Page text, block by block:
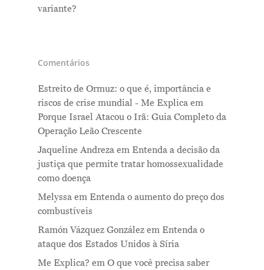
variante?
Comentários
Estreito de Ormuz: o que é, importância e
riscos de crise mundial - Me Explica em
Porque Israel Atacou o Irã: Guia Completo da
Operação Leão Crescente
Jaqueline Andreza em Entenda a decisão da
justiça que permite tratar homossexualidade
como doença
Melyssa em Entenda o aumento do preço dos
combustíveis
Ramón Vázquez González em Entenda o
ataque dos Estados Unidos à Síria
Me Explica? em O que você precisa saber
Me Explica ?
Notícias
Newsletter